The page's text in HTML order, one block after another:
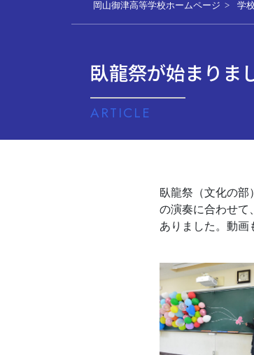
岡山御津高等学校ホームページ 学
臥龍祭が始まりま
ARTICLE
臥龍祭（文化の
の演奏に合わせて
ありました。動画